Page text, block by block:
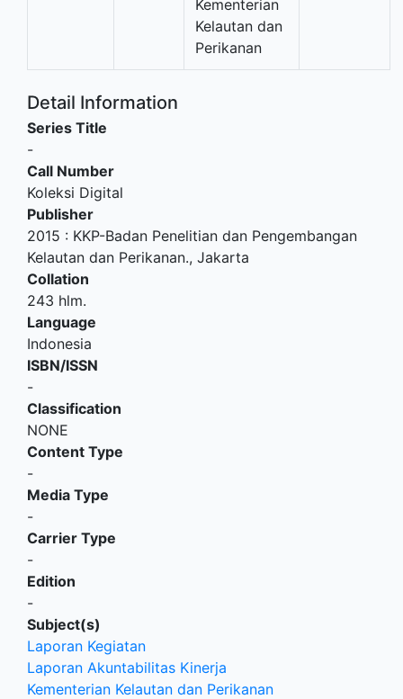
Kementerian
Kelautan dan
Perikanan
Detail Information
Series Title
-
Call Number
Koleksi Digital
Publisher
2015 : KKP-Badan Penelitian dan Pengembangan
Kelautan dan Perikanan., Jakarta
Collation
243 hlm.
Language
Indonesia
ISBN/ISSN
-
Classification
NONE
Content Type
-
Media Type
-
Carrier Type
-
Edition
-
Subject(s)
Laporan Kegiatan
Laporan Akuntabilitas Kinerja
Kementerian Kelautan dan Perikanan